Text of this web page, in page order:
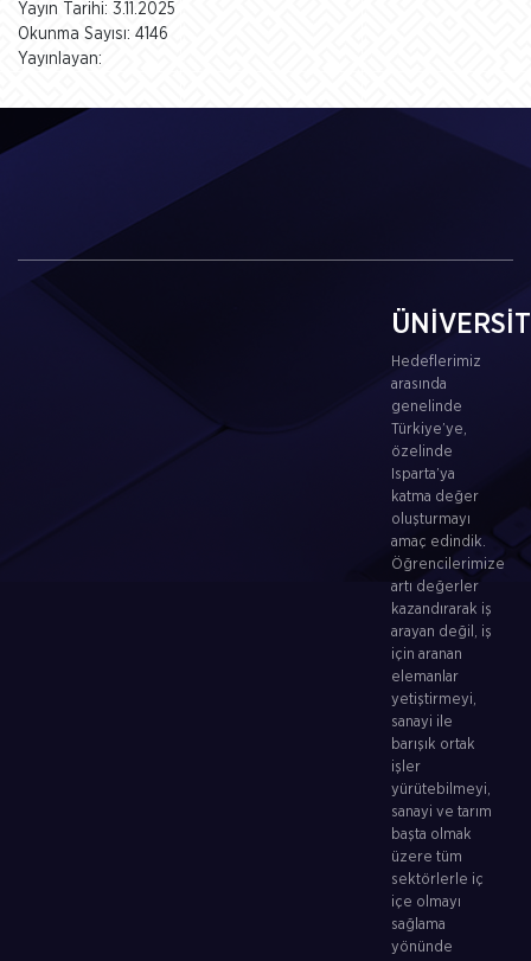
Yayın Tarihi: 3.11.2025
Okunma Sayısı: 4146
Yayınlayan:
Hedeflerimiz
arasında
genelinde
Türkiye’ye,
özelinde
Isparta’ya
katma değer
oluşturmayı
amaç edindik.
Öğrencilerimize
artı değerler
kazandırarak iş
arayan değil, iş
için aranan
elemanlar
yetiştirmeyi,
sanayi ile
barışık ortak
işler
yürütebilmeyi,
sanayi ve tarım
başta olmak
üzere tüm
sektörlerle iç
içe olmayı
sağlama
yönünde